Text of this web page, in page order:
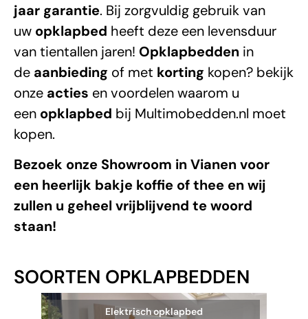
jaar garantie. Bij zorgvuldig gebruik van
uw opklapbed heeft deze een levensduur
van tientallen jaren! Opklapbedden in
de aanbieding of met korting kopen? bekijk
onze acties en voordelen waarom u
een opklapbed bij Multimobedden.nl moet
kopen.
Bezoek onze Showroom in Vianen voor
een heerlijk bakje koffie of thee en wij
zullen u geheel vrijblijvend te woord
staan!
SOORTEN OPKLAPBEDDEN
Elektrisch opklapbed